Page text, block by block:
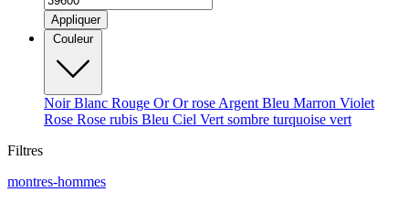
Appliquer
Couleur
Noir Blanc Rouge Or Or rose Argent Bleu Marron Violet
Rose Rose rubis Bleu Ciel Vert sombre turquoise vert
Filtres
montres-hommes